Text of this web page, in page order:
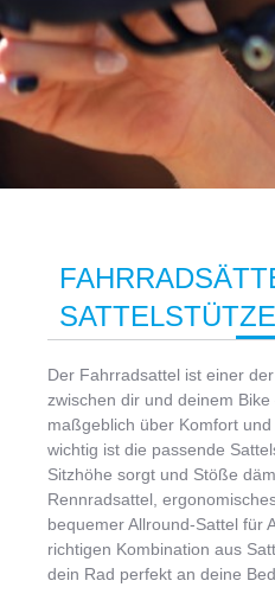
Der Fahrradsattel ist einer
zwischen dir und deinem
maßgeblich über Komfort
wichtig ist die passende
Sitzhöhe sorgt und Stöße
Rennradsattel,
bequemer Allround-Sattel für
richtigen Kombination aus
dein Rad perfekt an deine